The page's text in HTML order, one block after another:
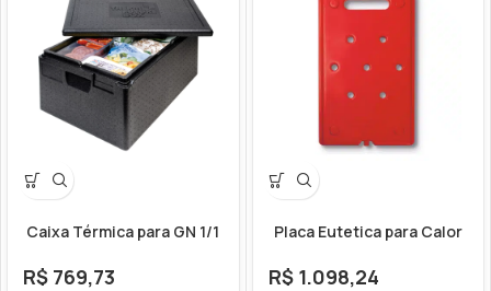
Caixa Térmica para GN 1/1
R$ 769,73
Placa Eutetica para Calor
R$1.098,24